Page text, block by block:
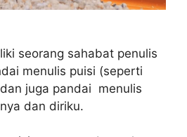
seorang sahabat penulis
menulis puisi (seperti
juga pandai menulis
dan diriku.